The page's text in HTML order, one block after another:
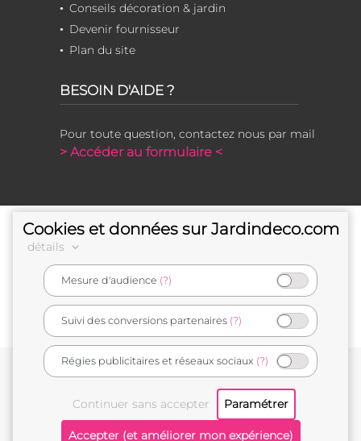
Conseils décoration & jardin
Devenir fournisseur
Plan du site
BESOIN D'AIDE ?
Pour toute question, contactez nous par mail
> Accéder au formulaire <
e-commerçant français
Cookies et données sur Jardindeco.com
détails
Mesure d'audience (?)
Suivi des conversions partenaires (?)
Régies publicitaires et réseaux sociaux (?)